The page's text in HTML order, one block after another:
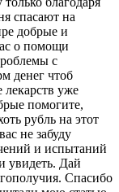
спасают на
добрые и
о помощи
с
денег чтоб
уже
помогите,
рубль на этот
не забуду
и испытаний
увидеть. Дай
Спасибо